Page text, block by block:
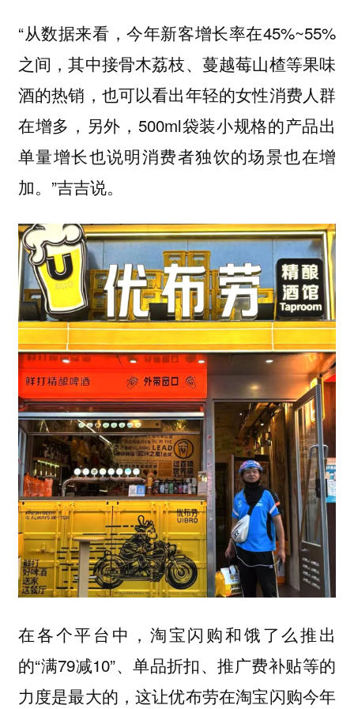
“从数据来看，今年新客增长率在45%~55%
之间，其中接骨木荔枝、蔓越莓山楂等果味
酒的热销，也可以看出年轻的女性消费人群
在增多，另外，500ml袋装小规格的产品出
单量增长也说明消费者独饮的场景也在增
加。”吉吉说。
在各个平台中，淘宝闪购和饿了么推出
的“满79减10”、单品折扣、推广费补贴等的
力度是最大的，这让优布劳在淘宝闪购今年